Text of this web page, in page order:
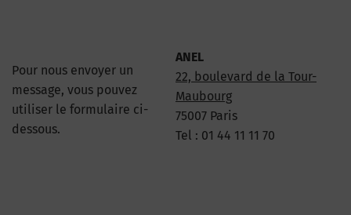
Pour nous envoyer un
message, vous pouvez
utiliser le formulaire ci-
dessous.
ANEL
22, boulevard de la Tour-
Maubourg
75007 Paris
Tel : 01 44 11 11 70